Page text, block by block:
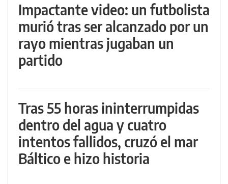
Impactante video: un futbolista
murió tras ser alcanzado por un
rayo mientras jugaban un
partido
Tras 55 horas ininterrumpidas
dentro del agua y cuatro
intentos fallidos, cruzó el mar
Báltico e hizo historia